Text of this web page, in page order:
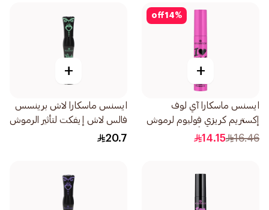
14%
off
+
ايسنس ماسكارا آي لوف
إكستريم كريزي فوليوم لرموش
بارزة ومكثفة كلياً 12مل
16.46
14.15
+
ايسنس ماسكارا لاش برينسس
فالس لاش إيفكت لتأثير الرموش
الاصطناعية باللون الأسود
20.7